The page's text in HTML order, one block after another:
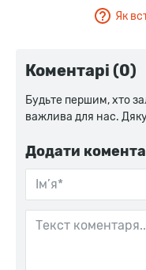
Як
Коментарі (0)
Будьте першим, хто
важлива для нас.
Додати